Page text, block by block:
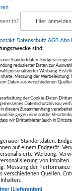
Hier anmelden
Datenschutz AGB Abo
sind:
Standortdaten.
reduzierter Daten zur
personalisierter Werbung.
Messung der
Daten aus verschiedenen
der Cookie-Daten
Datenschutzniveau
diesem Zusammenhang
Sie gegen eine solche
wir Drittanbieter (auch in
Standortdaten.
auf einem Endgerät.
Werbung.
von
Messung der
verschiedenen Quellen.
(Lieferanten)